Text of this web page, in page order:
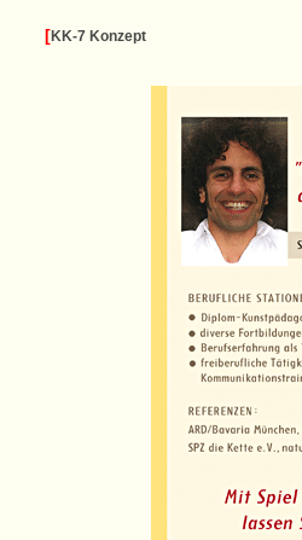
[KK-7 Konzept